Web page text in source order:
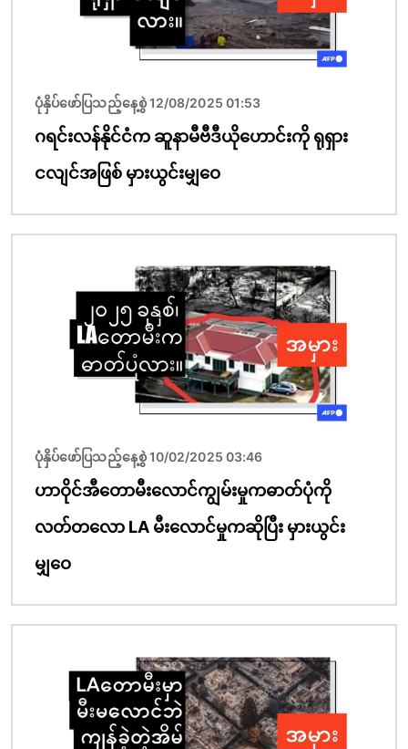
ပုံနှိပ်ဖော်ပြသည့်နေ့စွဲ 12/08/2025 01:53
ဂရင်းလန်နိုင်ငံက ဆူနာမီဗီဒီယိုဟောင်းကို ရုရှား
ငလျင်အဖြစ် မှားယွင်းမျှဝေ
ပုံနှိပ်ဖော်ပြသည့်နေ့စွဲ 10/02/2025 03:46
ဟာဝိုင်အီတောမီးလောင်ကျွမ်းမှုကဓာတ်ပုံကို
လတ်တလော LA မီးလောင်မှုကဆိုပြီး မှားယွင်း
မျှဝေ